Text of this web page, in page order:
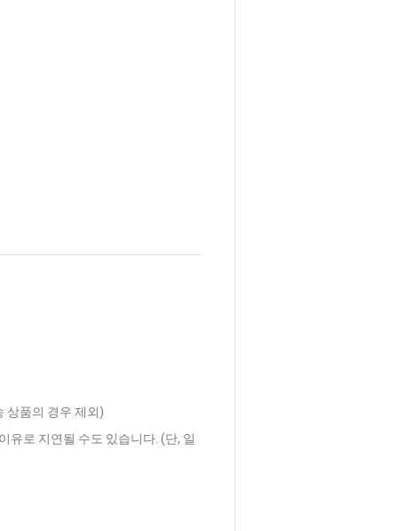
상품의 경우 제외)
유로 지연될 수도 있습니다. (단, 일